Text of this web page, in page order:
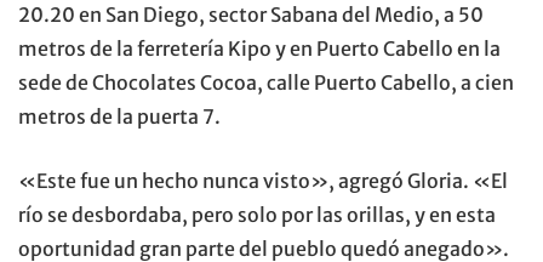
20.20 en San Diego, sector Sabana del Medio, a 50
metros de la ferretería Kipo y en Puerto Cabello en la
sede de Chocolates Cocoa, calle Puerto Cabello, a cien
metros de la puerta 7.
«Este fue un hecho nunca visto», agregó Gloria. «El
río se desbordaba, pero solo por las orillas, y en esta
oportunidad gran parte del pueblo quedó anegado».